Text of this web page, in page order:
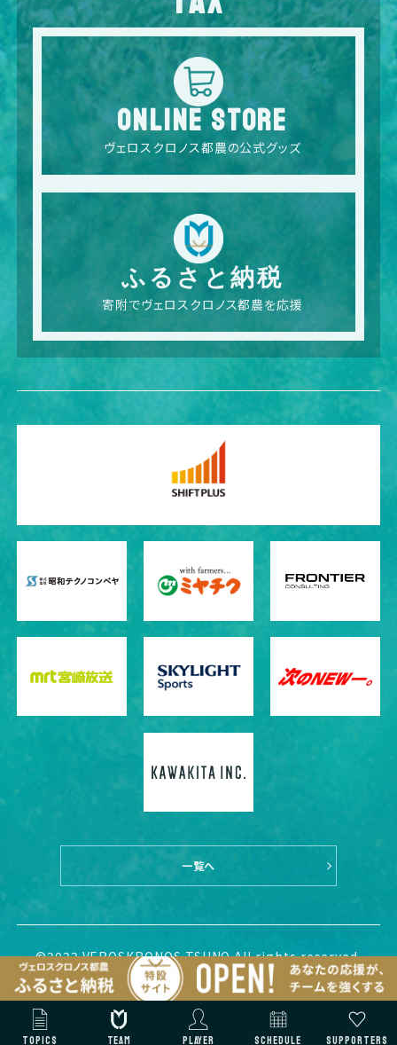
ONLINE STORE
ヴェロスクロノス都農の公式グッズ
ふるさと納税
寄附でヴェロスクロノス都農を応援
一覧へ
©2022 VEROSKRONOS TSUNO All rights reserved.
TOPICS TEAM PLAYER SCHEDULE SUPPORTERS